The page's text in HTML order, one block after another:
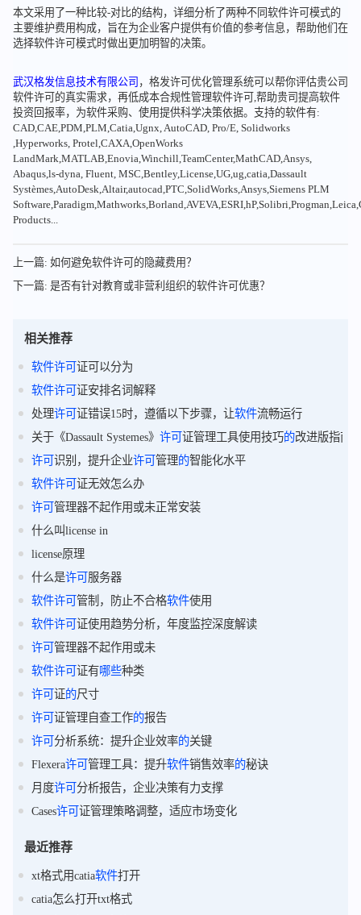
本文采用了一种比较-对比的结构，详细分析了两种不同软件许可模式的
主要维护费用构成，旨在为企业客户提供有价值的参考信息，帮助他们在
选择软件许可模式时做出更加明智的决策。
武汉格发信息技术有限公司 ，格发许可优化管理系统可以帮你评估贵公司
软件许可的真实需求，再低成本合规性管理软件许可,帮助贵司提高软件
投资回报率，为软件采购、使用提供科学决策依据。支持的软件有:
CAD,CAE,PDM,PLM,Catia,Ugnx, AutoCAD, Pro/E, Solidworks
,Hyperworks, Protel,CAXA,OpenWorks
LandMark,MATLAB,Enovia,Winchill,TeamCenter,MathCAD,Ansys,
Abaqus,ls-dyna, Fluent, MSC,Bentley,License,UG,ug,catia,Dassault
Systèmes,AutoDesk,Altair,autocad,PTC,SolidWorks,Ansys,Siemens PLM
Products...
上一篇: 如何避免软件许可的隐藏费用？
下一篇: 是否有针对教育或非营利组织的软件许可优惠？
相关推荐
软件许可 证可以分为
软件许可 证安排名词解释
处理许可 证错误15时，遵循以下步骤，让软件流畅运行
关于《Dassault Systemes》 许可 证管理工具使用技巧的改进版指南
许可 识别，提升企业许可 管理的智能化水平
软件许可 证无效怎么办
许可 管理器不起作用或未正常安装
什么叫license in
license原理
什么是许可 服务器
软件许可 管制，防止不合格软件使用
软件许可 证使用趋势分析，年度监控深度解读
许可 管理器不起作用或未
软件许可 证有哪些种类
许可 证的尺寸
许可 证管理自查工作的报告
许可 分析系统：提升企业效率的关键
Flexera许可 管理工具：提升软件销售效率的秘诀
月度许可 分析报告，企业决策有力支撑
Cases许可 证管理策略调整，适应市场变化
最近推荐
xt格式用catia软件打开
catia怎么打开txt格式